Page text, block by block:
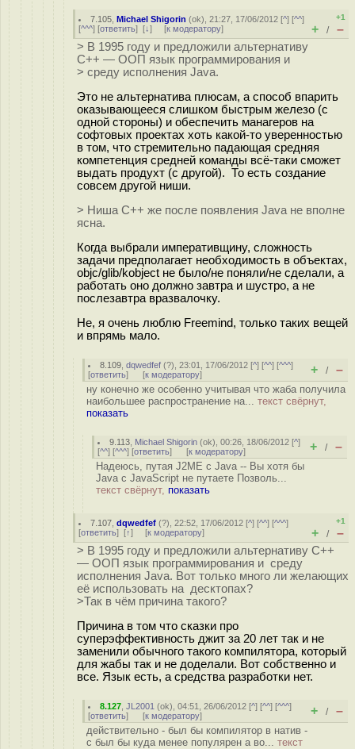
7.105 ,Michael Shigorin (ok), 21:27, 17/06/2012 [^] [^^]
[^^^] [ответить] [↓] [к модератору]
+1
+ / –
> В 1995 году и предложили альтернативу
C++ — ООП язык программирования и
> среду исполнения Java.
Это не альтернатива плюсам, а способ впарить
оказывающееся слишком быстрым железо (с
одной стороны) и обеспечить манагеров на
софтовых проектах хоть какой-то уверенностью
в том, что стремительно падающая средняя
компетенция средней команды всё-таки сможет
выдать продухт (с другой). То есть создание
совсем другой ниши.
> Ниша C++ же после появления Java не вполне
ясна.
Когда выбрали императивщину, сложность
задачи предполагает необходимость в объектах,
objc/glib/kobject не было/не поняли/не сделали, а
работать оно должно завтра и шустро, а не
послезавтра вразвалочку.
Не, я очень люблю Freemind, только таких вещей
и впрямь мало.
8.109 ,dqwedfef (?), 23:01, 17/06/2012 [^] [^^] [^^^]
[ответить] [к модератору] + / –
ну конечно же особенно учитывая что жаба получила
наибольшее распространение на... текст свёрнут,
показать
9.113 Michael Shigorin (ok), 00:26, 18/06/2012 [^]
[^^] [^^^] [ответить] [к модератору] + / –
Надеюсь, путая J2ME с Java -- Вы хотя бы
Java с JavaScript не путаете Позволь...
текст свёрнут, показать
7.107 ,dqwedfef (?), 22:52, 17/06/2012 [^] [^^] [^^^]
[ответить] [↑] [к модератору]
+1
+ / –
> В 1995 году и предложили альтернативу C++
— ООП язык программирования и среду
исполнения Java. Вот только много ли желающих
её использовать на десктопах?
>Так в чём причина такого?
Причина в том что сказки про
суперэффективность джит за 20 лет так и не
заменили обычного такого компилятора, который
для жабы так и не доделали. Вот собственно и
все. Язык есть, а средства разработки нет.
8.127 ,JL2001 (ok), 04:51, 26/06/2012 [^] [^^] [^^^]
[ответить] [к модератору] + / –
действительно - был бы компилятор в натив -
с был бы куда менее популярен а во... текст